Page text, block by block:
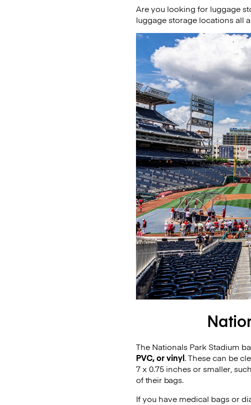
Are you looking for luggage
luggage storage locations all
The Nationals Park Stadium
PVC, or vinyl. These can be
7 x 0.75 inches or smaller,
of their bags.
If you have medical bags or